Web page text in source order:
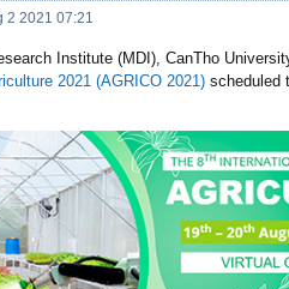
2 2021 07:21
Institute (MDI), CanTho
2021 (AGRICO 2021) scheduled